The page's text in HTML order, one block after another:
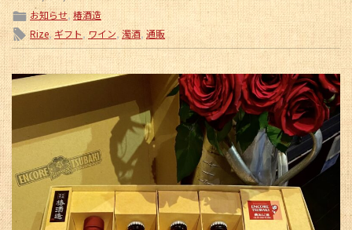
ë お知らせ, 椿酒造
l Rize,ギフト, ワイン,濁酒,通販